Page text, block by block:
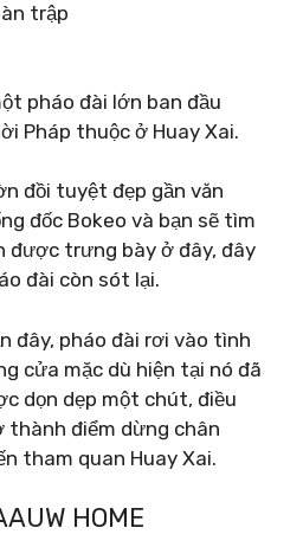
trập
pháo đài lớn ban đầu
Pháp thuộc ở Huay Xai.
đồi tuyệt đẹp gần văn
đốc Bokeo và bạn sẽ tìm
được trưng bày ở đây, đây
đài còn sót lại.
đây, pháo đài rơi vào tình
cửa mặc dù hiện tại nó đã
dọn dẹp một chút, điều
thành điểm dừng chân
tham quan Huay Xai.
HOME